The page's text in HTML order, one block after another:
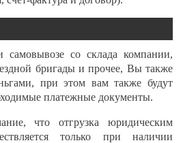
самовывозе со склада компании,
бригады и прочее, Вы также
при этом вам также будут
платежные документы.
что отгрузка юридическим
только при наличии